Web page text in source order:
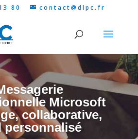
80 contact@dlpc.fr
Microsoft
collaborative,
personnalisé